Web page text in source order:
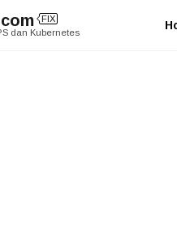
FIX
dan Kubernetes